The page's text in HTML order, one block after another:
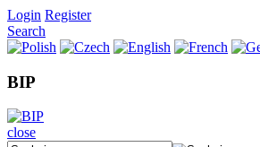
Login Register
Search
BIP
close